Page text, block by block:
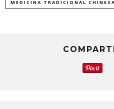
MEDICINA TRADICIONAL CHINESA